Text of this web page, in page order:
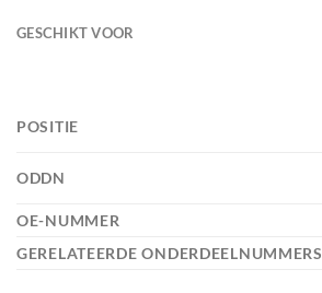
GESCHIKT VOOR
POSITIE
ODDN
OE-NUMMER
GERELATEERDE ONDERDEELNUMMERS